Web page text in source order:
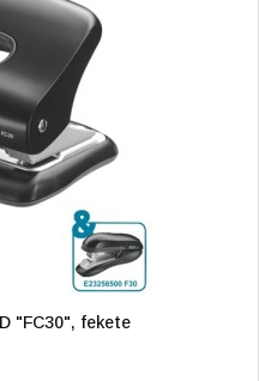
"FC30", fekete